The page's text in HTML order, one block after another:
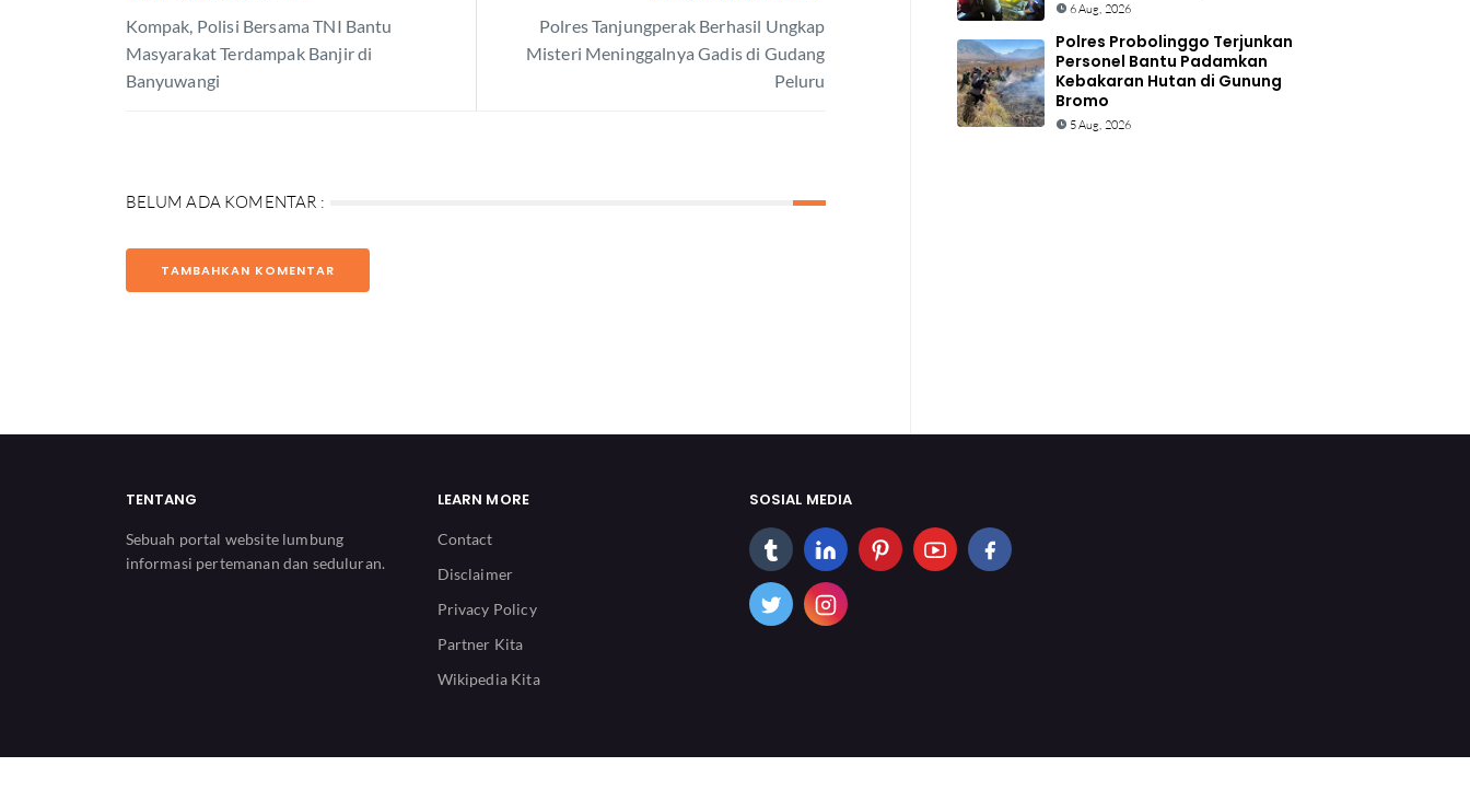
Kompak, Polisi Bersama TNI Bantu
Masyarakat Terdampak Banjir di
Banyuwangi
Polres Tanjungperak Berhasil Ungkap
Misteri Meninggalnya Gadis di Gudang
Peluru
BELUM ADA KOMENTAR :
TAMBAHKAN KOMENTAR
6 Aug, 2026
Polres Probolinggo Terjunkan
Personel Bantu Padamkan
Kebakaran Hutan di Gunung
Bromo
5 Aug, 2026
TENTANG
Sebuah portal website lumbung
informasi pertemanan dan seduluran.
LEARN MORE
Contact
Disclaimer
Privacy Policy
Partner Kita
Wikipedia Kita
SOSIAL MEDIA